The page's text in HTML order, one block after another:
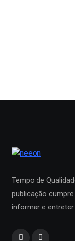
Tempo de
publicação
informar e entreter